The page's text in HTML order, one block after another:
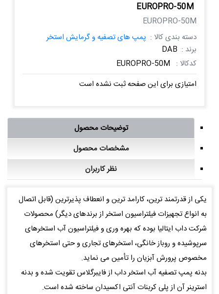
EUROPRO-50M
EUROPRO-50M
دسته بندی کالا : پمپ های تصفیه و گرمایش استخر
برند : DAB
کدکالا : EUROPRO-50M
امتیازی برای این صفحه ثبت نشده است
توضیحات محصول
مشخصات محصول
نظر کاربران
یکی از قدرتمند ترین، کارامد ترین و انعطاف پذیرترین (قابل اتصال
به انواع تجهیزات فیلتراسیون استخر از برندهای دیگر) محصولات
شرکت داب ایتالیا بوده که بهره وری و فیلتراسیون آب استخرهای
سرپوشیده و روباز خانگی، استخرهای تجاری و حتی استخرهای
مخصوص پرورش آبزیان را تأمین می نماید.
بدنه پمپ تصفیه آب استخر داب از فایبرگلاس تقویت شده و بدنه
استرینر آن از پلی کربنات آنتی اکسیدان ساخته شده است.